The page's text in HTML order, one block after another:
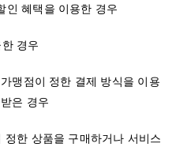
인 혜택을 이용한 경우
경우
맹점이 정한 결제 방식을 이용
은 경우
한 상품을 구매하거나 서비스